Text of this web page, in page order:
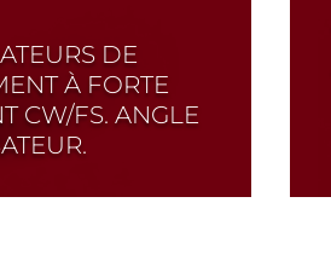
DE
À FORTE
CW/FS. ANGLE